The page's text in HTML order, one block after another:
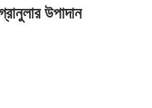
উপাদান